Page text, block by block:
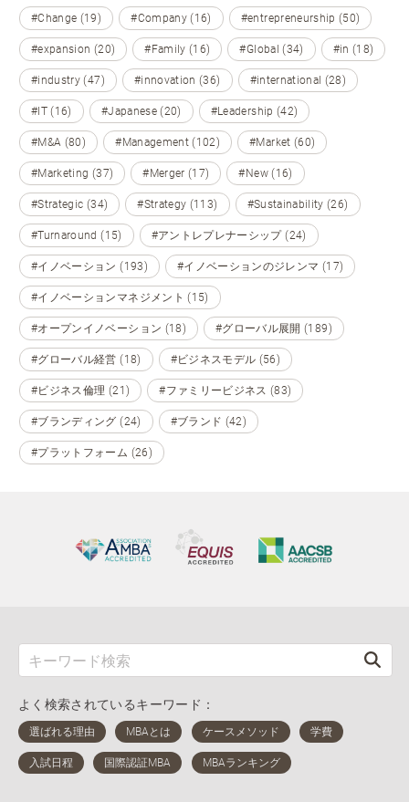
#Change (19) #Company (16) #entrepreneurship (50)
#expansion (20) #Family (16) #Global (34) #in (18)
#industry (47) #innovation (36) #international (28)
#IT (16) #Japanese (20) #Leadership (42)
#M&A (80) #Management (102) #Market (60)
#Marketing (37) #Merger (17) #New (16)
#Strategic (34) #Strategy (113) #Sustainability (26)
#Turnaround (15) #アントレプレナーシップ (24)
#イノベーション (193) #イノベーションのジレンマ (17)
#イノベーションマネジメント (15)
#オープンイノベーション (18) #グローバル展開 (189)
#グローバル経営 (18) #ビジネスモデル (56)
#ビジネス倫理 (21) #ファミリービジネス (83)
#ブランディング (24) #ブランド (42)
#プラットフォーム (26)
よく検索されているキーワード：